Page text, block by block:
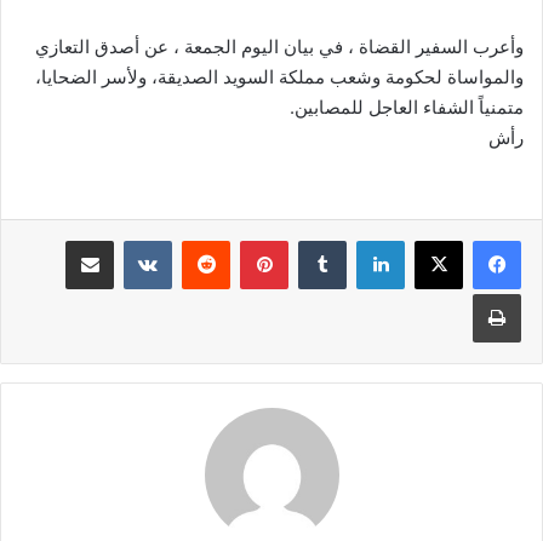
وأعرب السفير القضاة ، في بيان اليوم الجمعة ، عن أصدق التعازي
والمواساة لحكومة وشعب مملكة السويد الصديقة، ولأسر الضحايا،
متمنياً الشفاء العاجل للمصابين.
رأش
لينكدإن بينتيريست مشاركة عبر البريد
طباعة